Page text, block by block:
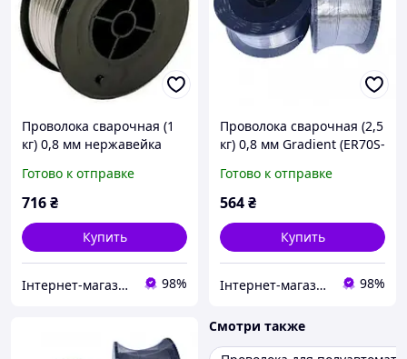
Проволока сварочная (1
кг) 0,8 мм нержавейка
Готово к отправке
716₴
Купить
Інтернет-магазин "Запчастини до авто і не тільки" 98%
Проволока сварочная (2,5
кг) 0,8 мм Gradient (ER70S-
Готово к отправке
564₴
Купить
Інтернет-магазин "Запчастини до авто і не тільки" 98%
Смотри также